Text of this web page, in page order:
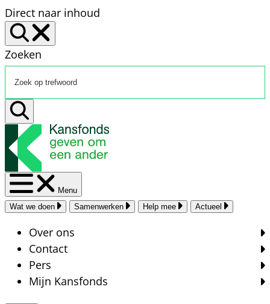
Direct naar inhoud
Zoeken
Menu
Wat we doen
Samenwerken Help mee Actueel
Over ons
Contact
Pers
Mijn Kansfonds